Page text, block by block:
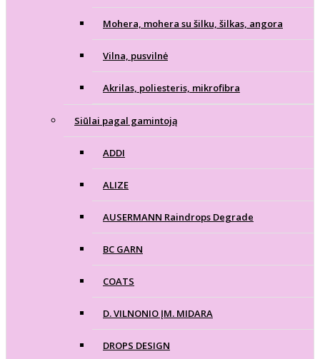
Mohera, mohera su šilku, šilkas, angora
Vilna, pusvilnė
Akrilas, poliesteris, mikrofibra
Siūlai pagal gamintoją
ADDI
ALIZE
AUSERMANN Raindrops Degrade
BC GARN
COATS
D. VILNONIO ĮM. MIDARA
DROPS DESIGN